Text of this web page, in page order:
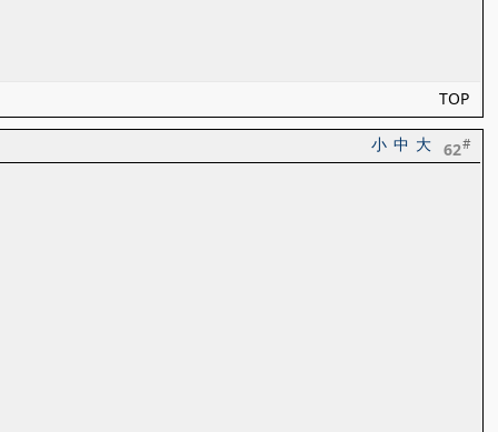
TOP
62#
大
中
小